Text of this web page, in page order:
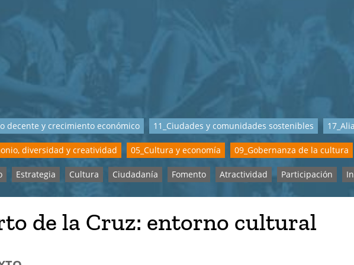
decente y crecimiento económico 11_Ciudades y comunidades sostenibles
diversidad y creatividad 05_Cultura y economía 09_Gobernanza de la cultura
Estrategia Cultura Ciudadanía Fomento Atractividad Participación
de la Cruz: entorno cultural